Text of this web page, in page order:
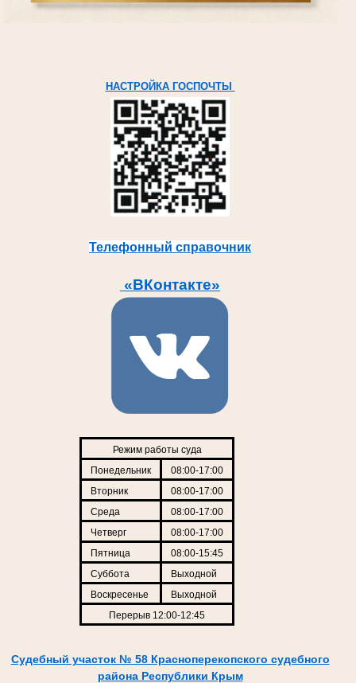
НАСТРОЙКА ГОСПОЧТЫ
Телефонный справочник
«ВКонтакте»
Режим работы суда
Понедельник
08:00-17:00
Вторник
08:00-17:00
Среда
08:00-17:00
Четверг
08:00-17:00
Пятница
08:00-15:45
Суббота
Выходной
Воскресенье
Выходной
Перерыв 12:00-12:45
Судебный участок № 58 Красноперекопского судебного
района Республики Крым